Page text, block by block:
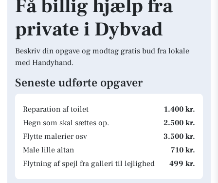
Få billig hjælp fra
private i Dybvad
Beskriv din opgave og modtag gratis bud fra lokale
med Handyhand.
Seneste udførte opgaver
Reparation af toilet
1.400 kr.
Hegn som skal sættes op.
2.500 kr.
Flytte malerier osv
3.500 kr.
Male lille altan
710 kr.
Flytning af spejl fra galleri til lejlighed
499 kr.